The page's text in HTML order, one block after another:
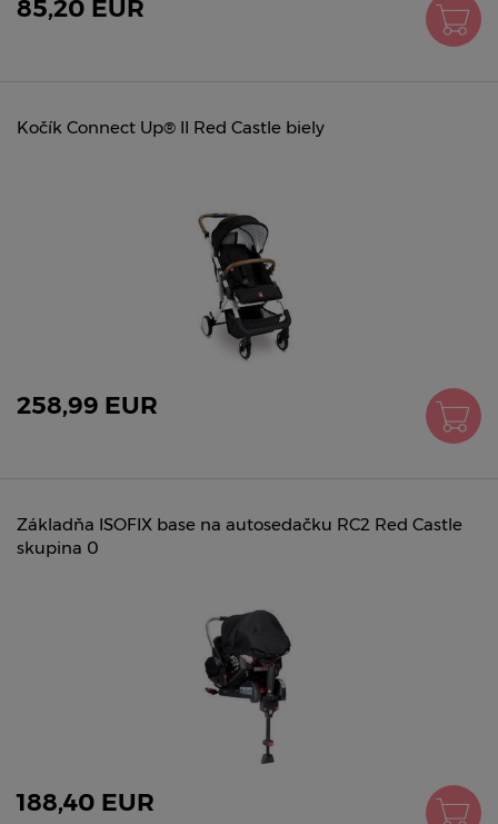
85,20 EUR
Kočík Connect Up® II Red Castle biely
258,99 EUR
Základňa ISOFIX base na autosedačku RC2 Red Castle
skupina 0
188,40 EUR